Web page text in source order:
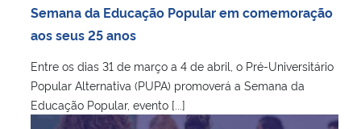
Semana da Educação Popular em comemoração
aos seus 25 anos
Entre os dias 31 de março a 4 de abril, o Pré-Universitário
Popular Alternativa (PUPA) promoverá a Semana da
Educação Popular, evento [...]